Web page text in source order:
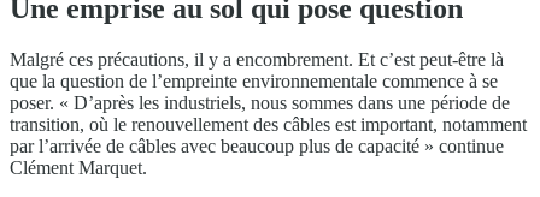
Une emprise au sol qui pose question
Malgré ces précautions, il y a encombrement. Et c’est peut-être là
que la question de l’empreinte environnementale commence à se
poser. « D’après les industriels, nous sommes dans une période de
transition, où le renouvellement des câbles est important, notamment
par l’arrivée de câbles avec beaucoup plus de capacité » continue
Clément Marquet.